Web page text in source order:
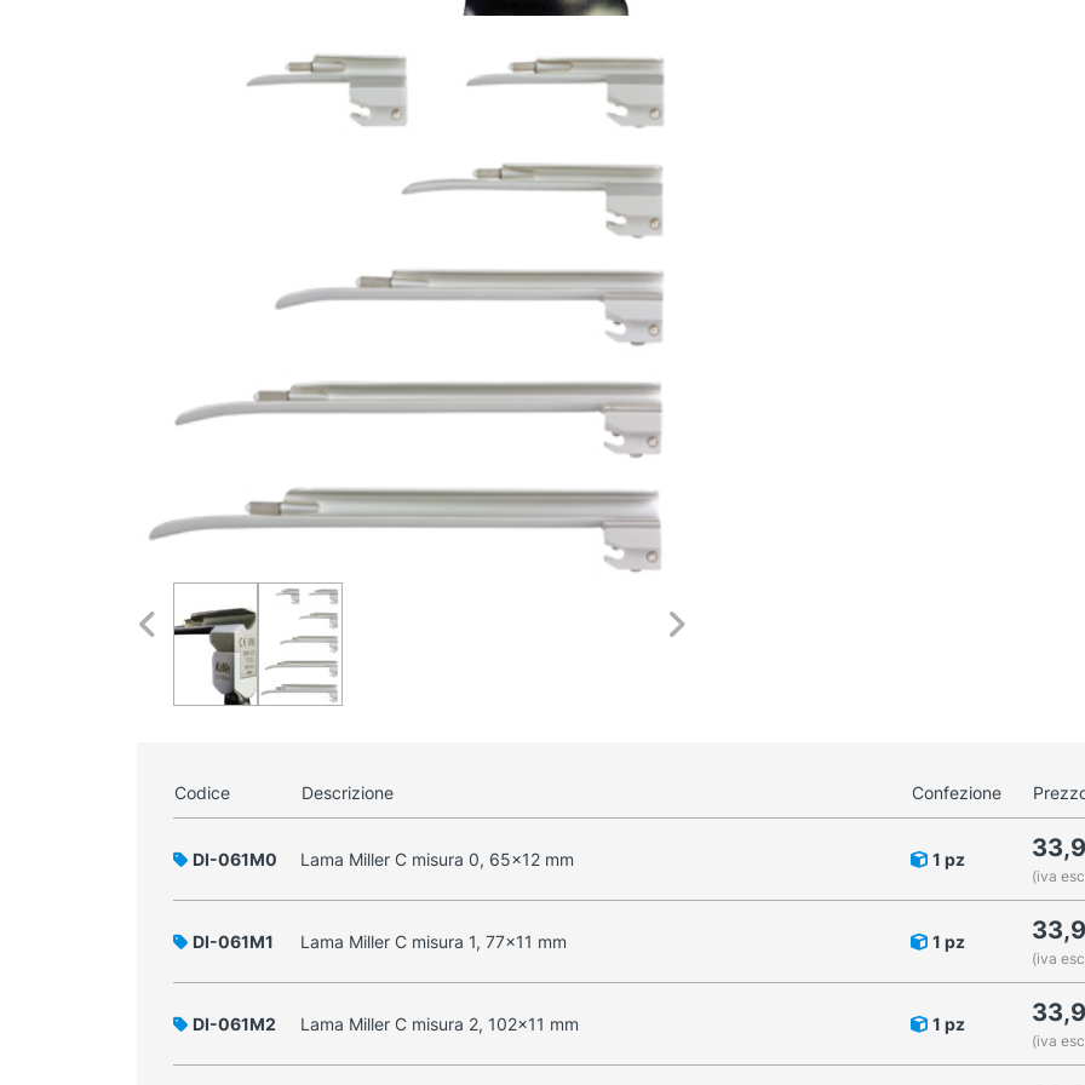
Codice Descrizione Confezione
DI-061M0 Lama Miller C misura 0, 65x12 mm 1 pz
(iva
DI-061M1 Lama Miller C misura 1, 77x11 mm 1 pz
(iva
DI-061M2 Lama Miller C misura 2, 102x11 mm 1 pz
(iva